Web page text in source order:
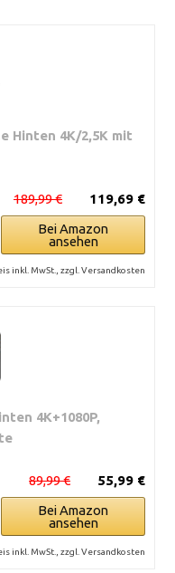
Hinten 4K/2,5K mit
119,69 €
189,99 €
Bei Amazon
ansehen
inkl. MwSt., zzgl. Versandkosten
4K+1080P,
55,99 €
89,99 €
Bei Amazon
ansehen
inkl. MwSt., zzgl. Versandkosten